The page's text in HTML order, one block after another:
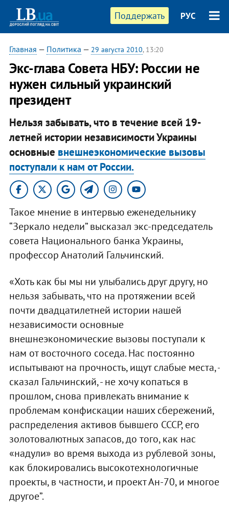
Поддержать РУС
Главная — Политика — 29 августа 2010, 13:20
Экс-глава Совета НБУ: России не
нужен сильный украинский
президент
Нельзя забывать, что в течение всей 19-
летней истории независимости Украины
основные внешнеэкономические вызовы
поступали к нам от России.
Такое мнение в интервью еженедельнику
“Зеркало недели” высказал экс-председатель
совета Национального банка Украины,
профессор Анатолий Гальчинский.
«Хоть как бы мы ни улыбались друг другу, но
нельзя забывать, что на протяжении всей
почти двадцатилетней истории нашей
независимости основные
внешнеэкономические вызовы поступали к
нам от восточного соседа. Нас постоянно
испытывают на прочность, ищут слабые места, -
сказал Гальчинский, - не хочу копаться в
прошлом, снова привлекать внимание к
проблемам конфискации наших сбережений,
распределения активов бывшего СССР, его
золотовалютных запасов, до того, как нас
«надули» во время выхода из рублевой зоны,
как блокировались высокотехнологичные
проекты, в частности, и проект Ан-70, и многое
другое”.